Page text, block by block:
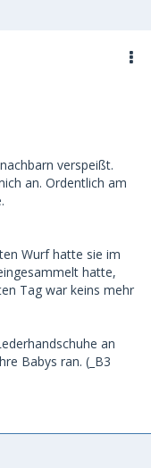
verspeißt.
an. Ordentlich am
Wurf hatte sie im
hatte,
Tag war keins mehr
an
Babys ran. (_B3